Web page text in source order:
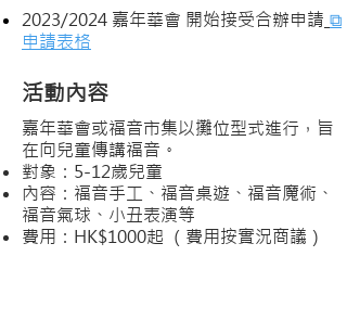
2023/2024 嘉年華會 開始接受合辦申請 ⧉
申請表格
​活動內容
嘉年華會或福音市集以攤位型式進行，旨
在向兒童傳講福音。
對象：5-12歲兒童
內容：福音手工、福音桌遊、福音魔術、
福音氣球、 小丑表演等
​費用：HK$1000起 （費用按實況商議）